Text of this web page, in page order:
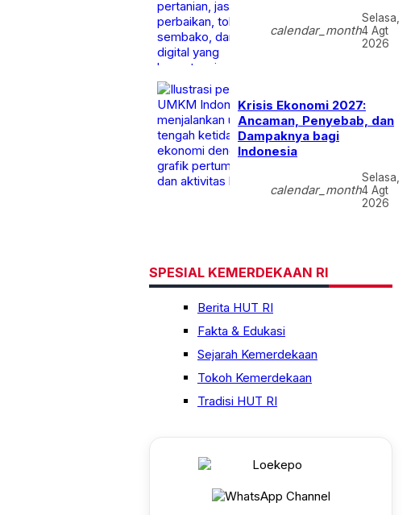
calendar_month
Selasa,
4 Agt
2026
Krisis Ekonomi 2027:
Ancaman, Penyebab, dan
Dampaknya bagi
Indonesia
calendar_month
Selasa,
4 Agt
2026
SPESIAL KEMERDEKAAN RI
Berita HUT RI
Fakta & Edukasi
Sejarah Kemerdekaan
Tokoh Kemerdekaan
Tradisi HUT RI